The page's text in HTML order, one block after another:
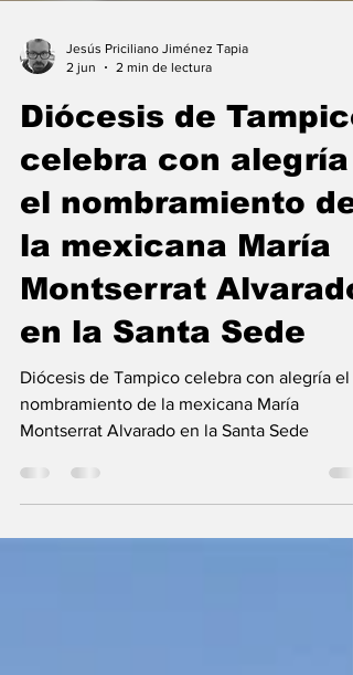
Diócesis de Tampico
celebra con alegría
el nombramiento de
la mexicana María
Montserrat Alvarado
en la Santa Sede
Diócesis de Tampico celebra con alegría el
nombramiento de la mexicana María
Montserrat Alvarado en la Santa Sede